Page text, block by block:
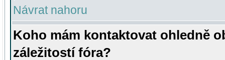
Návrat nahoru
Koho mám kontaktovat ohledně
záležitostí fóra?